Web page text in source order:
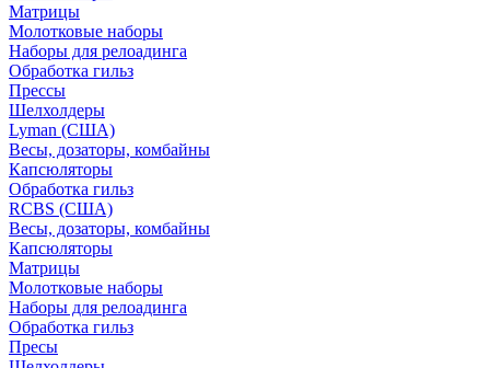
Матрицы
Молотковые наборы
Наборы для релоадинга
Обработка гильз
Преcсы
Шелхолдеры
Lyman (США)
Весы, дозаторы, комбайны
Капсюляторы
Обработка гильз
RCBS (США)
Весы, дозаторы, комбайны
Капсюляторы
Матрицы
Молотковые наборы
Наборы для релоадинга
Обработка гильз
Пресы